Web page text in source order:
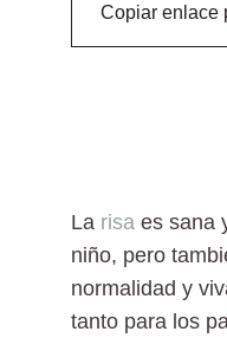
Copiar enlace
La risa es sana
niño, pero
normalidad y
tanto para los